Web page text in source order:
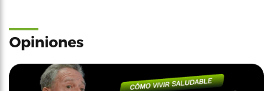
Opiniones